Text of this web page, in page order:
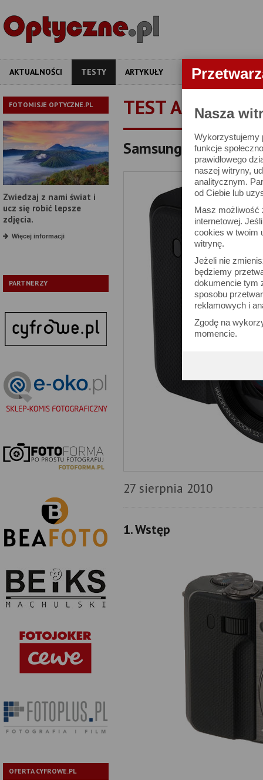
Nasza
Wykorzystujemy
funkcje
prawidłowego
naszej witryny,
analitycznym.
od Ciebie lub
Masz możliwość
internetowej.
cookies w twoim
witrynę.
Jeżeli nie
będziemy
dokumencie tym
sposobu
reklamowych i
Zgodę na
momencie.
AKTUALNOŚCI TESTY ARTYKUŁY APARATY
FOTOMISJE OPTYCZNE.PL
Zwiedzaj z nami świat i
ucz się robić lepsze
zdjęcia.
Więcej informacji
PARTNERZY
OFERTA CYFROWE.PL
TEST APARATU
Samsung EX1 - test
27 sierpnia 2010
1. Wstęp